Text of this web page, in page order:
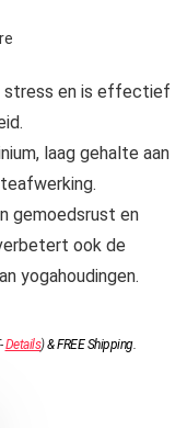
stress en is effectief
laag gehalte aan
gemoedsrust en
ook de
yogahoudingen.
Details)&FREE Shipping.